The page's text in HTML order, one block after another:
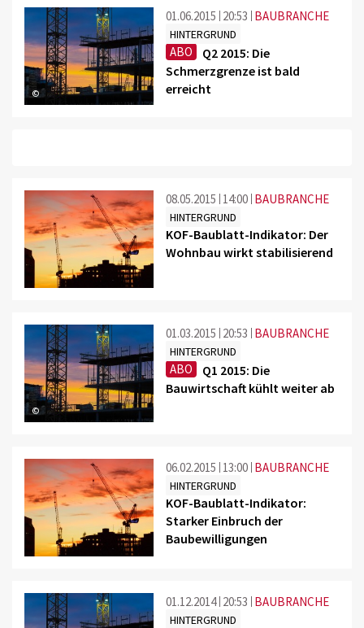
©
01.06.2015 20:53 BAUBRANCHE
HINTERGRUND
ABO
Q2 2015: Die
Schmerzgrenze ist bald
erreicht
08.05.2015 14:00 BAUBRANCHE
HINTERGRUND
KOF-Baublatt-Indikator: Der
Wohnbau wirkt stabilisierend
©
01.03.2015 20:53 BAUBRANCHE
HINTERGRUND
ABO
Q1 2015: Die
Bauwirtschaft kühlt weiter ab
06.02.2015 13:00 BAUBRANCHE
HINTERGRUND
KOF-Baublatt-Indikator:
Starker Einbruch der
Baubewilligungen
01.12.2014 20:53 BAUBRANCHE
HINTERGRUND